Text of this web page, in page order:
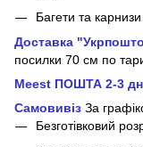
Багети та
Доставка
посилки 70 см по
Meest ПОШТА 2-3
Самовивіз За
Безготівковий